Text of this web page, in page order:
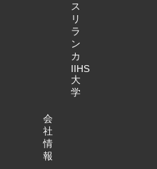
ス
リ
ラ
ン
カ
IIHS
大
学
会
社
情
報